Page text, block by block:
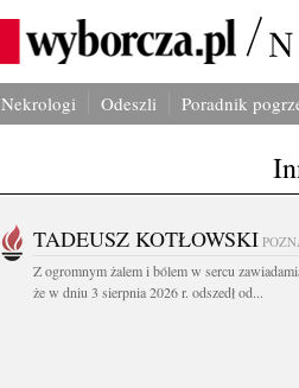
Nekrologi Odeszli Poradnik
TADEUSZ KOTŁOWSKI
Z ogromnym żalem i bólem w sercu
że w dniu 3 sierpnia 2026 r. odszedł od...